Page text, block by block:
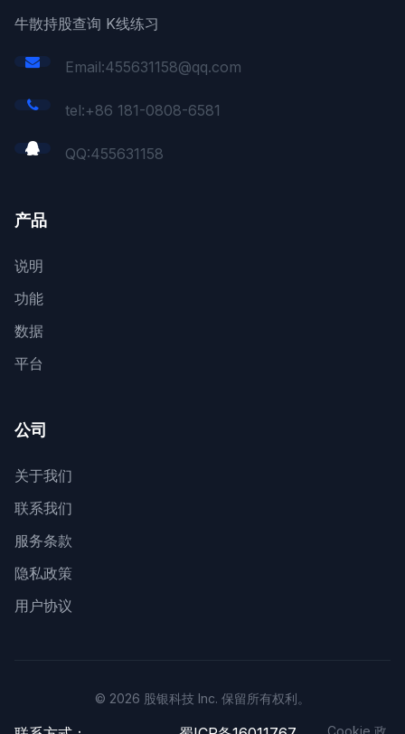
牛散持股查询 K线练习
Email:455631158@qq.com
tel:+86 181-0808-6581
QQ:455631158
产品
说明
功能
数据
平台
公司
关于我们
联系我们
服务条款
隐私政策
用户协议
© 2026 股银科技 Inc. 保留所有权利。
Cookie 政